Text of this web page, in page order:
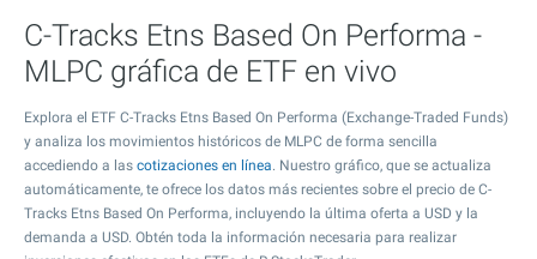
C-Tracks Etns Based On Performa -
MLPC gráfica de ETF en vivo
Explora el ETF C-Tracks Etns Based On Performa (Exchange-Traded Funds)
y analiza los movimientos históricos de MLPC de forma sencilla
accediendo a las cotizaciones en línea. Nuestro gráfico, que se actualiza
automáticamente, te ofrece los datos más recientes sobre el precio de C-
Tracks Etns Based On Performa, incluyendo la última oferta a USD y la
demanda a USD. Obtén toda la información necesaria para realizar